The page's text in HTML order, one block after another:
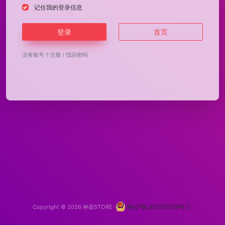
记住我的登录信息
登录 首页
没有账号？ 注册 / 找回密码
Copyright © 2026 神器STORE 陕ICP备2021010156号-2